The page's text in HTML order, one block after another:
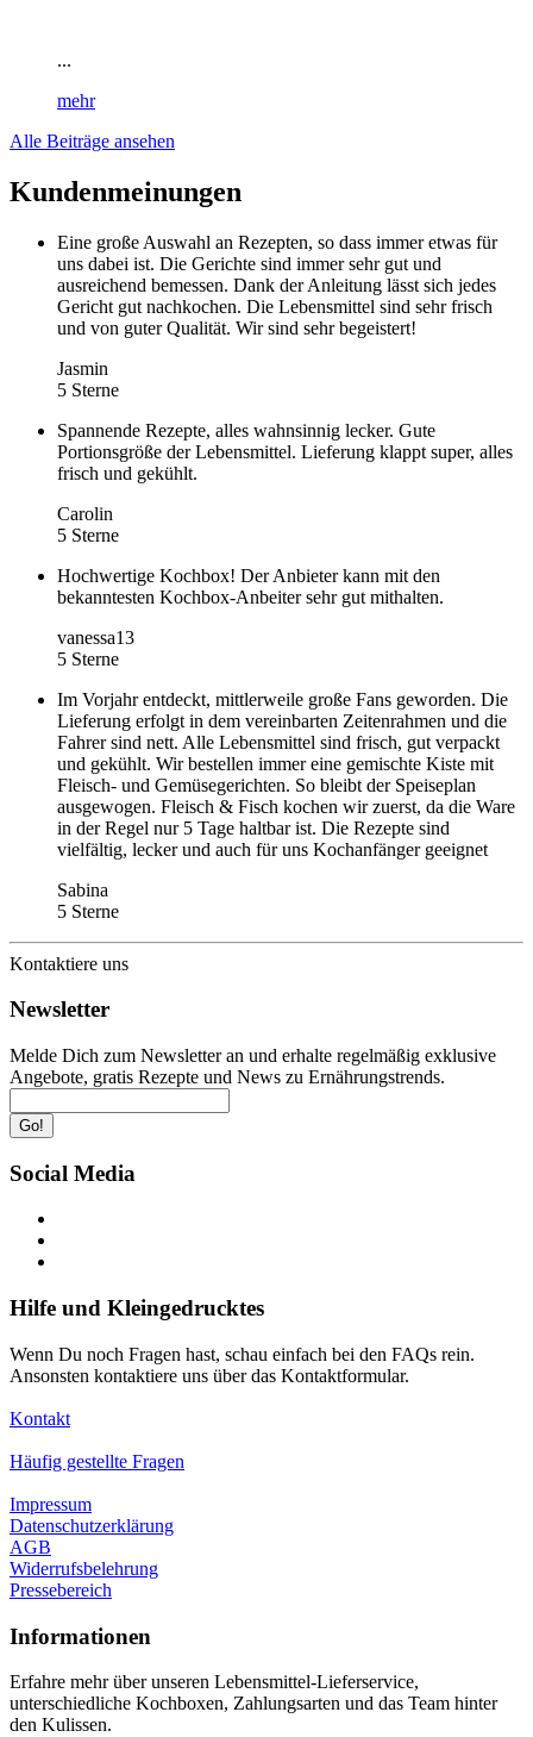
...
mehr
Alle Beiträge ansehen
Kundenmeinungen
Eine große Auswahl an Rezepten, so dass immer etwas für
uns dabei ist. Die Gerichte sind immer sehr gut und
ausreichend bemessen. Dank der Anleitung lässt sich jedes
Gericht gut nachkochen. Die Lebensmittel sind sehr frisch
und von guter Qualität. Wir sind sehr begeistert!
Jasmin
5 Sterne
Spannende Rezepte, alles wahnsinnig lecker. Gute
Portionsgröße der Lebensmittel. Lieferung klappt super, alles
frisch und gekühlt.
Carolin
5 Sterne
Hochwertige Kochbox! Der Anbieter kann mit den
bekanntesten Kochbox-Anbeiter sehr gut mithalten.
vanessa13
5 Sterne
Im Vorjahr entdeckt, mittlerweile große Fans geworden. Die
Lieferung erfolgt in dem vereinbarten Zeitenrahmen und die
Fahrer sind nett. Alle Lebensmittel sind frisch, gut verpackt
und gekühlt. Wir bestellen immer eine gemischte Kiste mit
Fleisch- und Gemüsegerichten. So bleibt der Speiseplan
ausgewogen. Fleisch & Fisch kochen wir zuerst, da die Ware
in der Regel nur 5 Tage haltbar ist. Die Rezepte sind
vielfältig, lecker und auch für uns Kochanfänger geeignet
Sabina
5 Sterne
Kontaktiere uns
Newsletter
Melde Dich zum Newsletter an und erhalte regelmäßig exklusive
Angebote, gratis Rezepte und News zu Ernährungstrends.
Go!
Social Media
Hilfe und Kleingedrucktes
Wenn Du noch Fragen hast, schau einfach bei den FAQs rein.
Ansonsten kontaktiere uns über das Kontaktformular.
Kontakt
Häufig gestellte Fragen
Impressum
Datenschutzerklärung
AGB
Widerrufsbelehrung
Pressebereich
Informationen
Erfahre mehr über unseren Lebensmittel-Lieferservice,
unterschiedliche Kochboxen, Zahlungsarten und das Team hinter
den Kulissen.